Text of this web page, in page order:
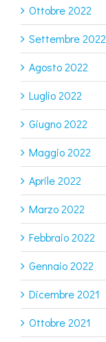
Ottobre 2022
Settembre 2022
Agosto 2022
Luglio 2022
Giugno 2022
Maggio 2022
Aprile 2022
Marzo 2022
Febbraio 2022
Gennaio 2022
Dicembre 2021
Ottobre 2021